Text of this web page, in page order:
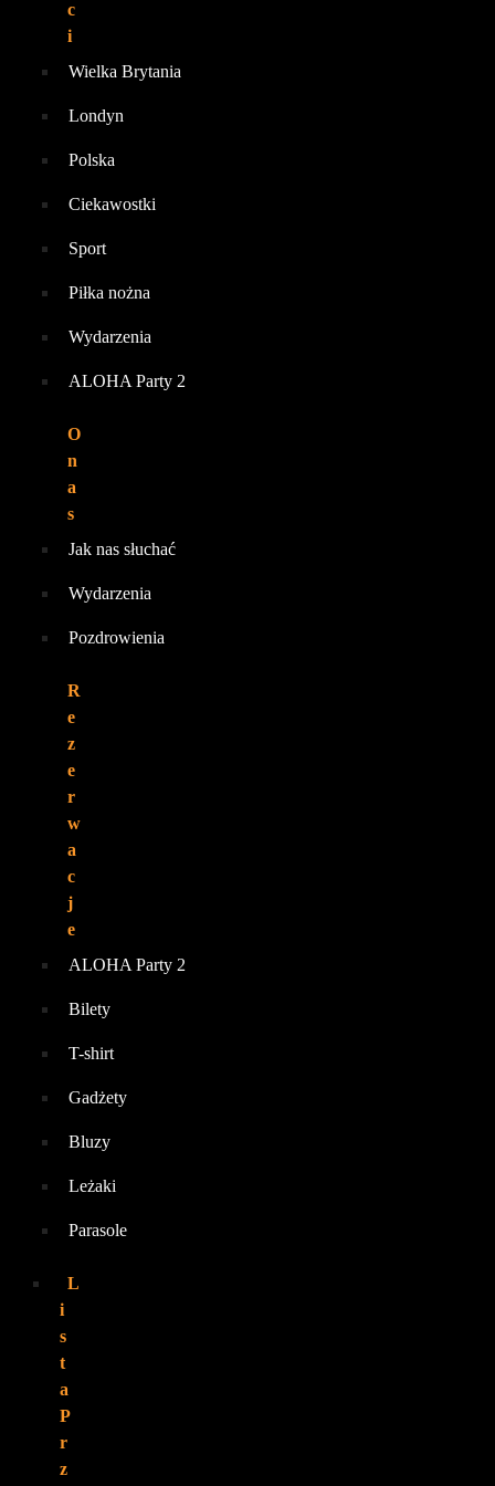
c
i
Wielka Brytania
Londyn
Polska
Ciekawostki
Sport
Piłka nożna
Wydarzenia
ALOHA Party 2
O
n
a
s
Jak nas słuchać
Wydarzenia
Pozdrowienia
R
e
z
e
r
w
a
c
j
e
ALOHA Party 2
Bilety
T-shirt
Gadżety
Bluzy
Leżaki
Parasole
L
i
s
t
a
P
r
z